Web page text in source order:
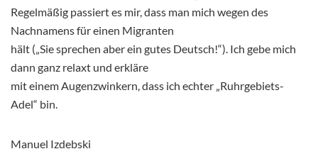
Regelmäßig passiert es mir, dass man mich wegen des
Nachnamens für einen Migranten
hält („Sie sprechen aber ein gutes Deutsch!“). Ich gebe mich
dann ganz relaxt und erkläre
mit einem Augenzwinkern, dass ich echter „Ruhrgebiets-
Adel“ bin.
Manuel Izdebski